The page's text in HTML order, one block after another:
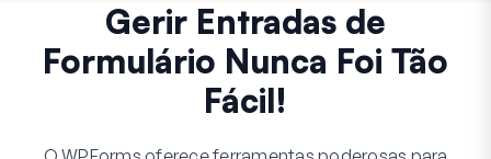
Gerir Entradas de
Formulário Nunca Foi Tão
Fácil!